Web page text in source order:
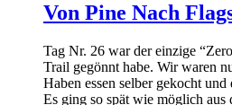
Tag
33
38
Von Pine Nach
Tag Nr. 26 war der einzige
Trail gegönnt habe. Wir waren
Haben essen selber gekocht
Es ging so spät wie möglich